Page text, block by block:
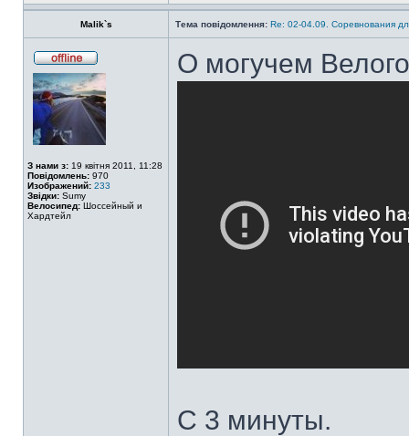
Malik`s Тема повідомлення: Re: 02-04.09. Соревнования
З нами з: 19 квітня 2011, 11:28
Повідомлень: 970
Изображений: 233
Звідки: Sumy
Велосипед: Шоссейный и
Хардтейл
О могучем
С 3 минуты.